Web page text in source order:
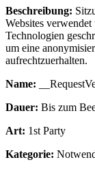
Beschreibung:
Websites
Technologien
um eine
aufrechtzuerhalten.
Name:
Dauer: Bis zum
Art: 1st Party
Kategorie: